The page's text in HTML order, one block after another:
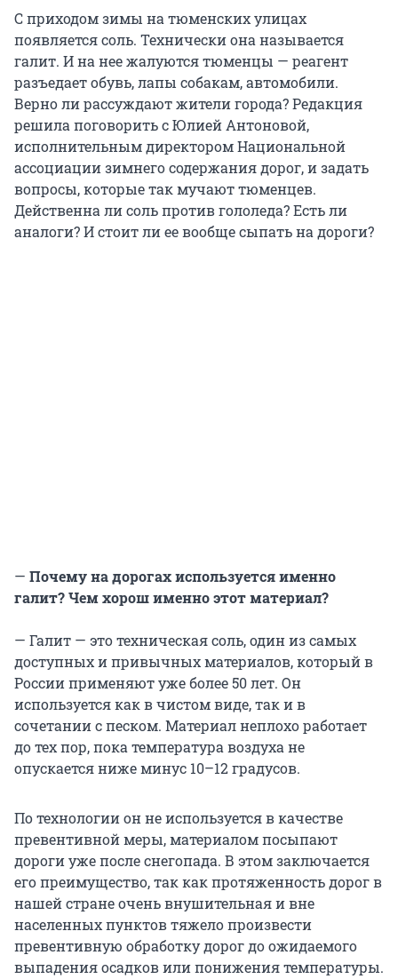
С приходом зимы на тюменских улицах
появляется соль. Технически она называется
галит. И на нее жалуются тюменцы — реагент
разъедает обувь, лапы собакам, автомобили.
Верно ли рассуждают жители города? Редакция
решила поговорить с Юлией Антоновой,
исполнительным директором Национальной
ассоциации зимнего содержания дорог, и задать
вопросы, которые так мучают тюменцев.
Действенна ли соль против гололеда? Есть ли
аналоги? И стоит ли ее вообще сыпать на дороги?
— Почему на дорогах используется именно
галит? Чем хорош именно этотматериал?
— Галит — это техническая соль, один из самых
доступных и привычных материалов, который в
России применяют уже более 50 лет. Он
используется как в чистом виде, так и в
сочетании с песком. Материал неплохо работает
до тех пор, пока температура воздуха не
опускается ниже минус 10–12 градусов.
По технологии он не используется в качестве
превентивной меры, материалом посыпают
дороги уже после снегопада. В этом заключается
его преимущество, так как протяженность дорог в
нашей стране очень внушительная и вне
населенных пунктов тяжело произвести
превентивную обработку дорог до ожидаемого
выпадения осадков или понижения температуры.